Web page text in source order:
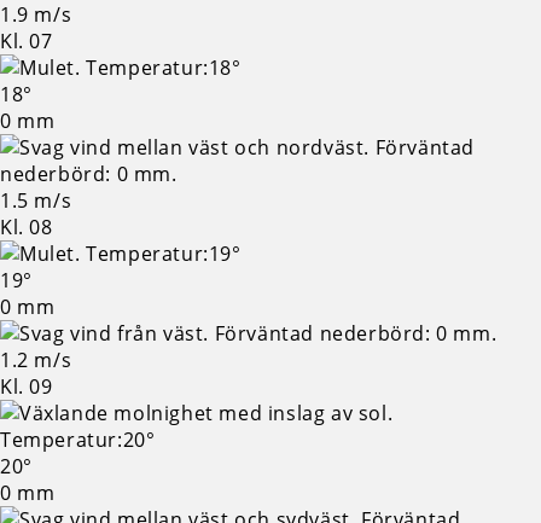
1.9 m/s
Kl. 07
18°
0 mm
1.5 m/s
Kl. 08
19°
0 mm
1.2 m/s
Kl. 09
20°
0 mm